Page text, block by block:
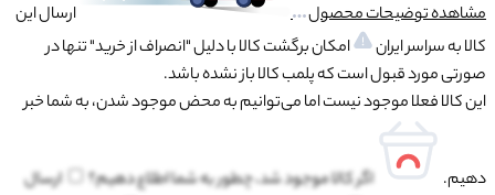
مشاهده توضیحات محصول
ارسال این
کالا به سراسر ایران
امکان برگشت کالا با دلیل "انصراف از خرید" تنها در
صورتی مورد قبول است که پلمب کالا باز نشده باشد.
این کالا فعلا موجود نیست اما می‌توانیم به محض موجود شدن، به شما خبر
دهیم. اگر کالا موجود شد، چطور به شما اطلاع دهیم؟
ارسال